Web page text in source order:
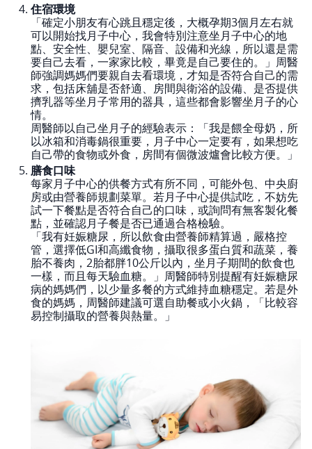
住宿環境
「確定小朋友有心跳且穩定後，大概孕期3個月左右就
可以開始找月子中心，我會特別注意坐月子中心的地
點、安全性、嬰兒室、隔音、設備和光線，所以還是需
要自己去看，一家家比較，畢竟是自己要住的。」周醫
師強調媽媽們要親自去看環境，才知是否符合自己的需
求，包括床舖是否舒適、房間與衛浴的設備、是否提供
擠乳器等坐月子常用的器具，這些都會影響坐月子的心
情。
周醫師以自己坐月子的經驗表示：「我是餵全母奶，所
以冰箱和消毒鍋很重要，月子中心一定要有，如果想吃
自己帶的食物或外食，房間有個微波爐會比較方便。」
膳食口味
每家月子中心的供餐方式有所不同，可能外包、中央廚
房或由營養師規劃菜單。若月子中心提供試吃，不妨先
試一下餐點是否符合自己的口味，或詢問有無客製化餐
點，並確認月子餐是否已通過合格檢驗。
「我有妊娠糖尿，所以飲食由營養師精算過，嚴格控
管，選擇低GI和高纖食物，攝取很多蛋白質和蔬菜，養
胎不養肉，2胎都胖10公斤以內，坐月子期間的飲食也
一樣，而且每天驗血糖。」周醫師特別提醒有妊娠糖尿
病的媽媽們，以少量多餐的方式維持血糖穩定。若是外
食的媽媽，周醫師建議可選自助餐或小火鍋，「比較容
易控制攝取的營養與熱量。」